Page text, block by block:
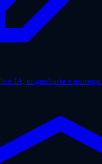
IA, engenharia e entrega.